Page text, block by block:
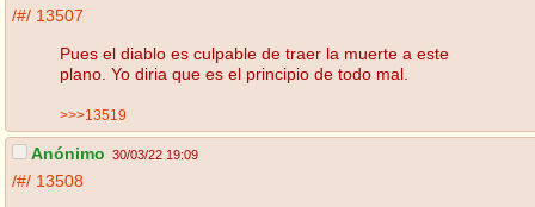
/#/ 13507
Pues el diablo es culpable de traer la muerte a este
plano. Yo diria que es el principio de todo mal.
>>>13519
Anónimo 30/03/22 19:09
/#/ 13508